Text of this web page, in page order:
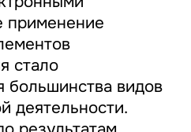
применение
стало
большинства видов
деятельности.